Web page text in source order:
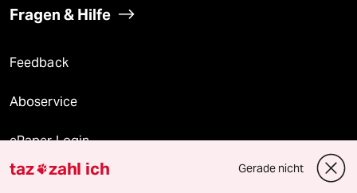
Fragen & Hilfe
Feedback
Aboservice
ePaper Login
Downloads für Abonnierende
taz zahl ich Gerade nicht